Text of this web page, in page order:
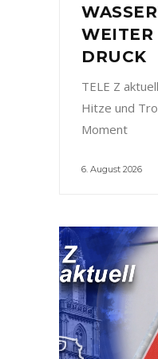
WEITER
DRUCK
TELE Z
Hitze und
Moment
6. August 2026